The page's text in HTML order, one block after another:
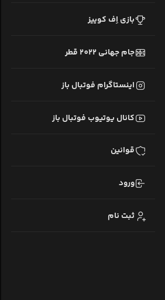
بازی اِف کوییز
جام جهانی 2022 قطر
اینستاگرام فوتبال باز
کانال یوتیوب فوتبال باز
قوانین
ورود
ثبت نام